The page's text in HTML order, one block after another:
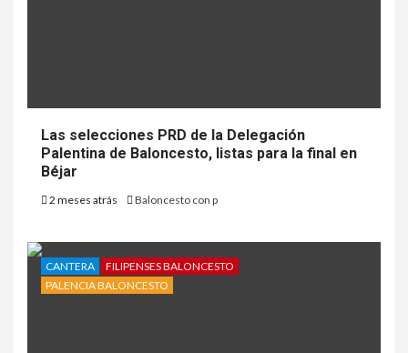
Las selecciones PRD de la Delegación
Palentina de Baloncesto, listas para la final en
Béjar
2 meses atrás Baloncesto con p
CANTERA
FILIPENSES BALONCESTO
PALENCIA BALONCESTO